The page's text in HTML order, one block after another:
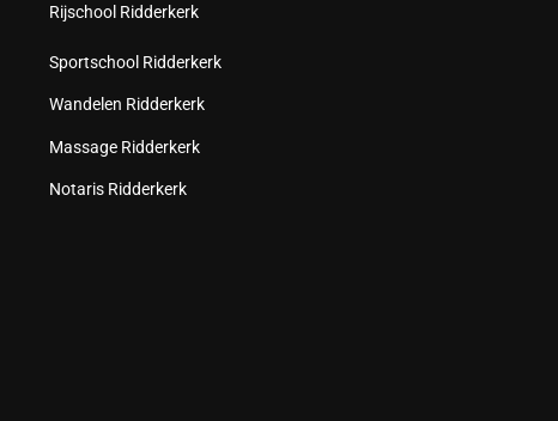
Rijschool Ridderkerk
Sportschool Ridderkerk
Wandelen Ridderkerk
Massage Ridderkerk
Notaris Ridderkerk